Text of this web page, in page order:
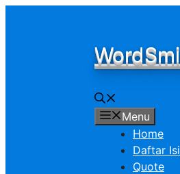
Menu
Home
Daftar Isi
Quote